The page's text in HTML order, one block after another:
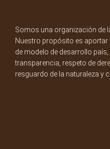
Somos una organización de
Nuestro propósito es aportar
de modelo de desarrollo
transparencia, respeto de
resguardo de la naturaleza y